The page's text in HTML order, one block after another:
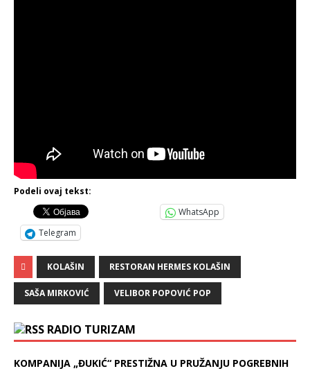
Podeli ovaj tekst:
WhatsApp
Telegram
KOLAŠIN RESTORAN HERMES KOLAŠIN
SAŠA MIRKOVIĆ VELIBOR POPOVIĆ POP
RADIO TURIZAM
KOMPANIJA „ĐUKIĆ“ PRESTIŽNA U PRUŽANJU POGREBNIH